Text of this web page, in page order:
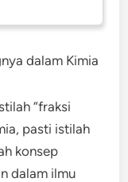
dalam Kimia
“fraksi
pasti istilah
konsep
dalam ilmu